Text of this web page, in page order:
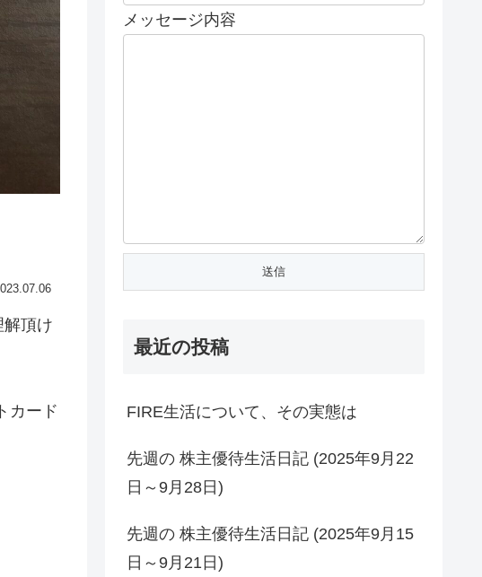
頂け
カード
メッセージ内容
最近の投稿
FIRE生活について、その実態は
先週の 株主優待生活日記 (2025年9月22
日～9月28日)
先週の 株主優待生活日記 (2025年9月15
日～9月21日)